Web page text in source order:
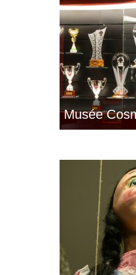
Musée